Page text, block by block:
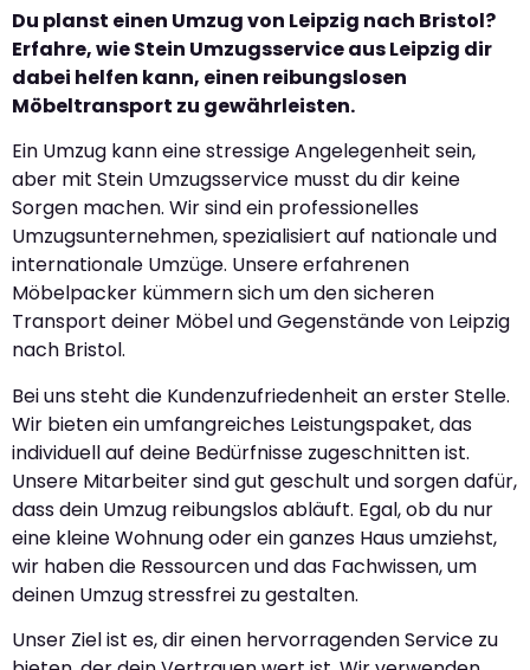
Du planst einen Umzug von Leipzig nach Bristol?
Erfahre, wie Stein Umzugsservice aus Leipzig dir
dabei helfen kann, einen reibungslosen
Möbeltransport zu gewährleisten.
Ein Umzug kann eine stressige Angelegenheit sein,
aber mit Stein Umzugsservice musst du dir keine
Sorgen machen. Wir sind ein professionelles
Umzugsunternehmen, spezialisiert auf nationale und
internationale Umzüge. Unsere erfahrenen
Möbelpacker kümmern sich um den sicheren
Transport deiner Möbel und Gegenstände von Leipzig
nach Bristol.
Bei uns steht die Kundenzufriedenheit an erster Stelle.
Wir bieten ein umfangreiches Leistungspaket, das
individuell auf deine Bedürfnisse zugeschnitten ist.
Unsere Mitarbeiter sind gut geschult und sorgen dafür,
dass dein Umzug reibungslos abläuft. Egal, ob du nur
eine kleine Wohnung oder ein ganzes Haus umziehst,
wir haben die Ressourcen und das Fachwissen, um
deinen Umzug stressfrei zu gestalten.
Unser Ziel ist es, dir einen hervorragenden Service zu